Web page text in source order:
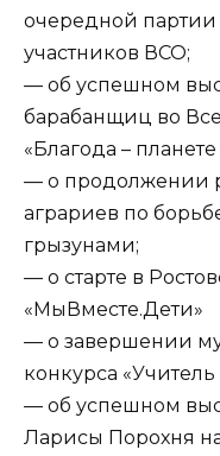
очередной
участников ВСО;
— об успешном
барабанщиц во
«Благода –
— о продолжении
аграриев по
грызунами;
— о старте в
«МыВместе.Дети»
— о завершении
конкурса «Учитель
— об успешном
Ларисы Порохня